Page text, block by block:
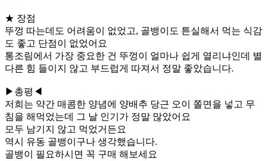
★ 장점
뚜껑 따는데도 어려움이 없었고, 골뱅이도 튼실해서 먹는 식감
도 좋고 단점이 없었어요
통조림에서 가장 중요한 건 뚜껑이 얼마나 쉽게 열리냐인데 별
다른 힘 들이지 않고 부드럽게 따져서 정말 좋았습니다.
▶총평◀
저희는 약간 매콤한 양념에 양배추 당근 오이 쫄면을 넣고 무
침을 해먹었는데 그 날 인기가 정말 많았어요
모두 남기지 않고 먹었거든요
역시 유동 골뱅이구나 생각했습니다.
골뱅이 필요하시면 꼭 구매 해보세요